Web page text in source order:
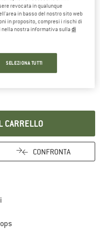
XL XXL
link si apre in una casella
CARRELLO
CONFRONTA
alla politica di recesso qui
revocata in qualunque
in basso del nostro sito web
in proposito, compresi i rischi di
nostra informativa sulladi
SELEZIONA TUTTI